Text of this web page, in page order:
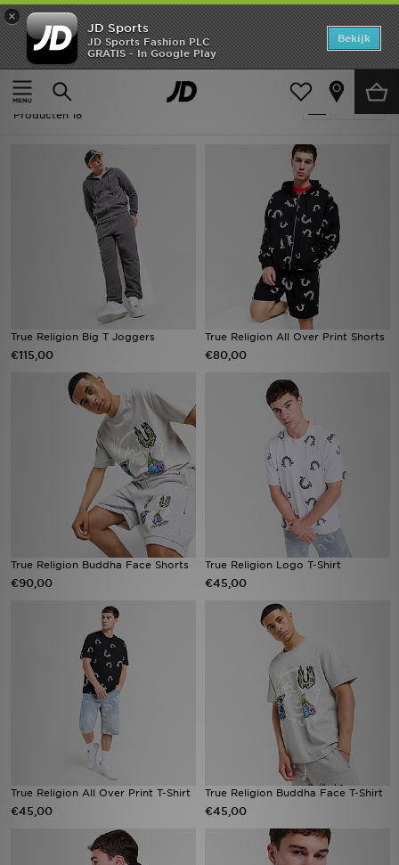
×
JD Sports
JD Sports Fashion PLC
GRATIS - In Google Play
Bekijk
Thuis
Heren
Heren - True Religion
Producten 18
True Religion Big T Joggers
€115,00
True Religion All Over Print Shorts
€80,00
True Religion Buddha Face Shorts
€90,00
True Religion Logo T-Shirt
€45,00
True Religion All Over Print T-Shirt
€45,00
True Religion Buddha Face T-Shirt
€45,00
Home
Offers
New In
Sports
Vind een winkel
Bestelling traceren
Klantenservice
Download de app
Wie wij zijn